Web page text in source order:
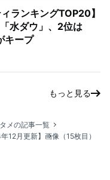
ランキングTOP20】
水ダウ」、2位は
キープ
もっと見る
メの記事一覧
12月更新】 画像（15枚目）